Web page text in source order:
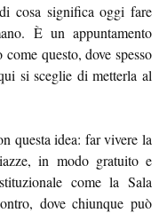
cosa significa oggi fare
È un appuntamento
questo, dove spesso
si sceglie di metterla al
questa idea: far vivere la
in modo gratuito e
come la Sala
dove chiunque può